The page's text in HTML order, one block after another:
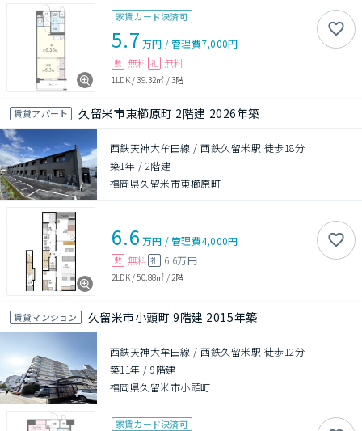
家賃カード決済可
5.7 万円 /管理費7,000円
敷 無料 礼 無料
1LDK/39.32㎡ /3階
賃貸アパート 久留米市東櫛原町 2階建 2026年築
西鉄天神大牟田線 / 西鉄久留米駅 徒歩18分
築1年 / 2階建
福岡県久留米市東櫛原町
6.6 万円 /管理費4,000円
敷 無料 礼 6.6万円
2LDK/50.88㎡ / 2階
賃貸マンション 久留米市小頭町 9階建 2015年築
西鉄天神大牟田線 / 西鉄久留米駅 徒歩12分
築11年 /9階建
福岡県久留米市小頭町
家賃カード決済可